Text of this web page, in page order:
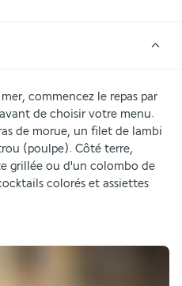
commencez le repas par
de choisir votre menu.
de morue, un filet de lambi
(poulpe). Côté terre,
grillée ou d'un colombo de
colorés et assiettes